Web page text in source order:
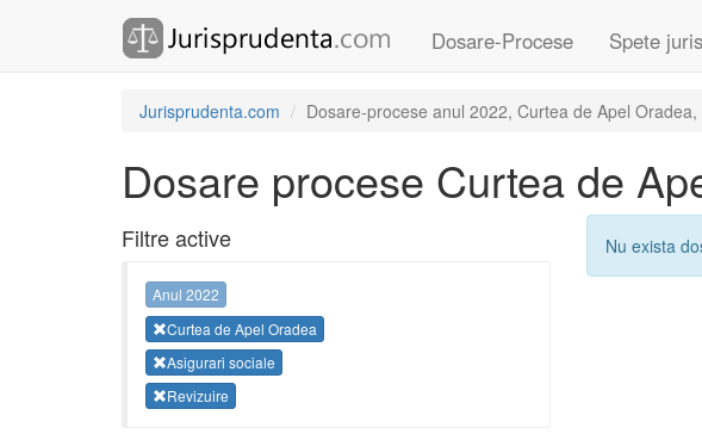
Dosare-Procese Spete
Jurisprudenta.com Dosare-procese anul 2022, Curtea de Apel
Dosare procese Curtea de
Filtre active
Anul 2022
Curtea de Apel Oradea
Asigurari sociale
Revizuire
Nu exista